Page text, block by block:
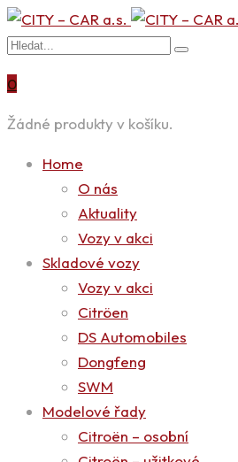
0
Žádné produkty v košíku.
Home
O nás
Aktuality
Vozy v akci
Skladové vozy
Vozy v akci
Citröen
DS Automobiles
Dongfeng
SWM
Modelové řady
Citroën – osobní